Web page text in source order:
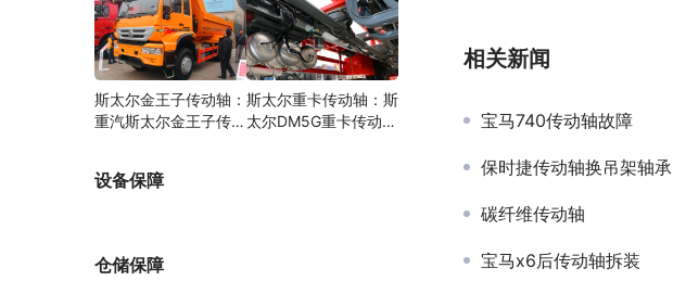
相关新闻
宝马740传动轴故障
保时捷传动轴换吊架轴承
碳纤维传动轴
宝马x6后传动轴拆装
斯太尔金王子传动轴：
重汽斯太尔金王子传动
斯太尔重卡传动轴：斯
太尔DM5G重卡传动轴
设备保障
仓储保障